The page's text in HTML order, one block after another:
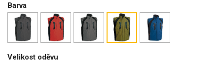
Barva
Velikost oděvu